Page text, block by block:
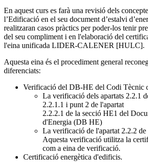
En aquest curs es farà una revisió dels
l’Edificació en el seu document d’estalvi
realitzaran casos pràctics per poder-los tenir
del seu compliment i en l'elaboració del
l'eina unificada LIDER-CALENER [HULC].
Aquesta eina és el procediment general
diferenciats:
Verificació del DB-HE del Codi Tècnic
La verificació dels apartats 2.2.1
2.2.1.1 i punt 2 de l'apartat
2.2.2.1 de la secció HE1 del
d'Energia (DB HE)
La verificació de l'apartat 2.2.2
Aquesta verificació utilitza la
com a eina de verificació.
Certificació energètica d'edificis.